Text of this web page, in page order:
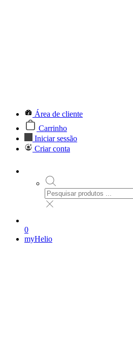
Área de cliente
Carrinho
Iniciar sessão
Criar conta
0
myHelio